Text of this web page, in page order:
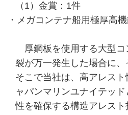
（1）金賞：1件
・メガコンテナ船用極厚高
厚鋼板を使用する大型
裂が万一発生した場合に
そこで当社は、高アレス
ャパンマリンユナイテッ
性を確保する構造アレス